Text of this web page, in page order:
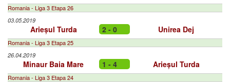
Romania - Liga 3 Etapa 26
03.05.2019
Arieșul Turda 2 - 0 Unirea Dej
Romania - Liga 3 Etapa 25
26.04.2019
Minaur Baia Mare 1 - 4 Arieșul Turda
Romania - Liga 3 Etapa 24